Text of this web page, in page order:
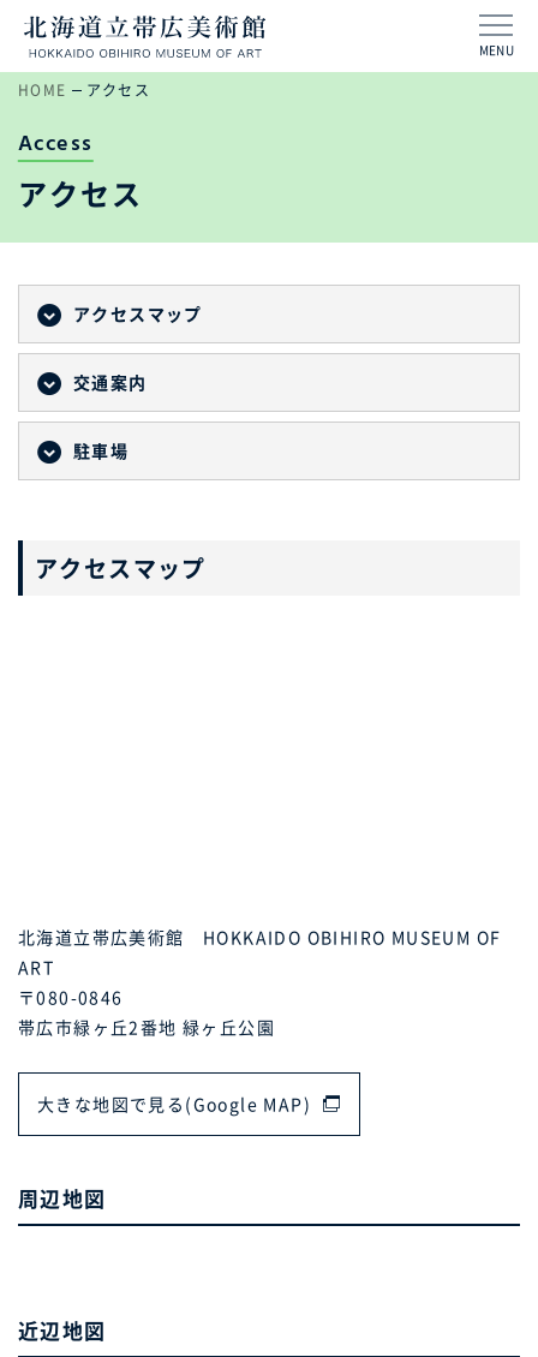
MENU
HOME アクセス
Access
アクセス
アクセスマップ
交通案内
駐車場
アクセスマップ
北海道立帯広美術館 HOKKAIDO OBIHIRO MUSEUM OF
ART
〒080-0846
帯広市緑ヶ丘2番地 緑ヶ丘公園
大きな地図で見る(Google MAP)
周辺地図
近辺地図